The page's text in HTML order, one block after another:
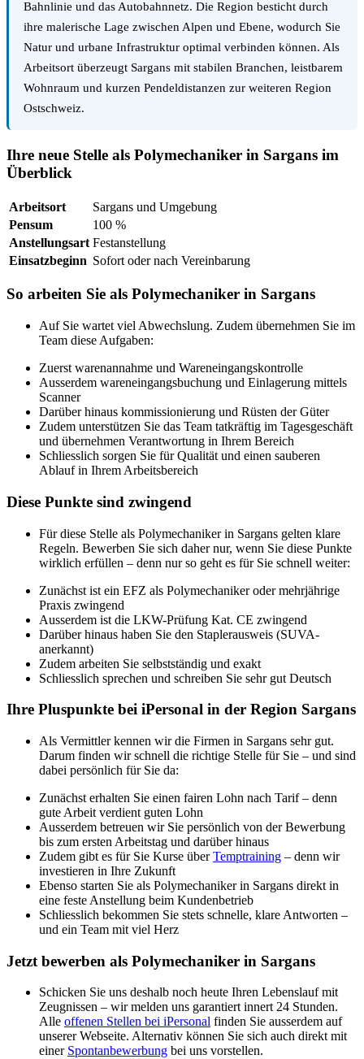
Bahnlinie und das Autobahnnetz. Die Region besticht durch
ihre malerische Lage zwischen Alpen und Ebene, wodurch Sie
Natur und urbane Infrastruktur optimal verbinden können. Als
Arbeitsort überzeugt Sargans mit stabilen Branchen, leistbarem
Wohnraum und kurzen Pendeldistanzen zur weiteren Region
Ostschweiz.
Ihre neue Stelle als Polymechaniker in Sargans im
Überblick
Arbeitsort
Sargans und Umgebung
Pensum
100 %
Anstellungsart Festanstellung
Einsatzbeginn Sofort oder nach Vereinbarung
So arbeiten Sie als Polymechaniker in Sargans
Auf Sie wartet viel Abwechslung. Zudem übernehmen Sie im
Team diese Aufgaben:
Zuerst warenannahme und Wareneingangskontrolle
Ausserdem wareneingangsbuchung und Einlagerung mittels
Scanner
Darüber hinaus kommissionierung und Rüsten der Güter
Zudem unterstützen Sie das Team tatkräftig im Tagesgeschäft
und übernehmen Verantwortung in Ihrem Bereich
Schliesslich sorgen Sie für Qualität und einen sauberen
Ablauf in Ihrem Arbeitsbereich
Diese Punkte sind zwingend
Für diese Stelle als Polymechaniker in Sargans gelten klare
Regeln. Bewerben Sie sich daher nur, wenn Sie diese Punkte
wirklich erfüllen – denn nur so geht es für Sie schnell weiter:
Zunächst ist ein EFZ als Polymechaniker oder mehrjährige
Praxis zwingend
Ausserdem ist die LKW-Prüfung Kat. CE zwingend
Darüber hinaus haben Sie den Staplerausweis (SUVA-
anerkannt)
Zudem arbeiten Sie selbstständig und exakt
Schliesslich sprechen und schreiben Sie sehr gut Deutsch
Ihre Pluspunkte bei iPersonal in der Region Sargans
Als Vermittler kennen wir die Firmen in Sargans sehr gut.
Darum finden wir schnell die richtige Stelle für Sie – und sind
dabei persönlich für Sie da:
Zunächst erhalten Sie einen fairen Lohn nach Tarif – denn
gute Arbeit verdient guten Lohn
Ausserdem betreuen wir Sie persönlich von der Bewerbung
bis zum ersten Arbeitstag und darüber hinaus
Zudem gibt es für Sie Kurse überTemptraining – denn wir
investieren in Ihre Zukunft
Ebenso starten Sie als Polymechaniker in Sargans direkt in
eine feste Anstellung beim Kundenbetrieb
Schliesslich bekommen Sie stets schnelle, klare Antworten –
und ein Team mit viel Herz
Jetzt bewerben als Polymechaniker in Sargans
Schicken Sie uns deshalb noch heute Ihren Lebenslauf mit
Zeugnissen – wir melden uns garantiert innert 24 Stunden.
Alle offenen Stellen bei iPersonal finden Sie ausserdem auf
unserer Webseite. Alternativ können Sie sich auch direkt mit
einer Spontanbewerbung bei uns vorstellen.